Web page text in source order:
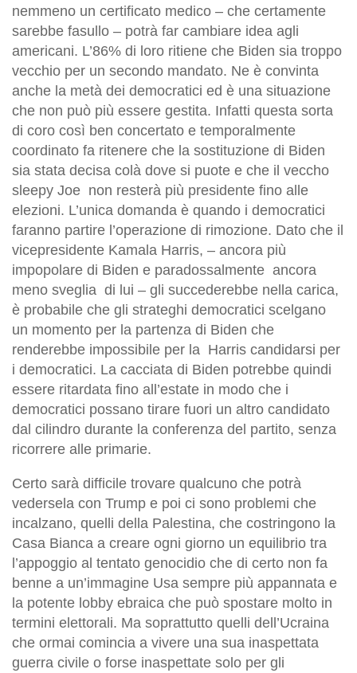
nemmeno un certificato medico – che certamente
sarebbe fasullo – potrà far cambiare idea agli
americani. L’86% di loro ritiene che Biden sia troppo
vecchio per un secondo mandato. Ne è convinta
anche la metà dei democratici ed è una situazione
che non può più essere gestita. Infatti questa sorta
di coro così ben concertato e temporalmente
coordinato fa ritenere che la sostituzione di Biden
sia stata decisa colà dove si puote e che il veccho
sleepy Joe non resterà più presidente fino alle
elezioni. L’unica domanda è quando i democratici
faranno partire l’operazione di rimozione. Dato che il
vicepresidente Kamala Harris, – ancora più
impopolare di Biden e paradossalmente ancora
meno sveglia di lui – gli succederebbe nella carica,
è probabile che gli strateghi democratici scelgano
un momento per la partenza di Biden che
renderebbe impossibile per la Harris candidarsi per
i democratici. La cacciata di Biden potrebbe quindi
essere ritardata fino all’estate in modo che i
democratici possano tirare fuori un altro candidato
dal cilindro durante la conferenza del partito, senza
ricorrere alle primarie.
Certo sarà difficile trovare qualcuno che potrà
vedersela con Trump e poi ci sono problemi che
incalzano, quelli della Palestina, che costringono la
Casa Bianca a creare ogni giorno un equilibrio tra
l’appoggio al tentato genocidio che di certo non fa
benne a un’immagine Usa sempre più appannata e
la potente lobby ebraica che può spostare molto in
termini elettorali. Ma soprattutto quelli dell’Ucraina
che ormai comincia a vivere una sua inaspettata
guerra civile o forse inaspettate solo per gli